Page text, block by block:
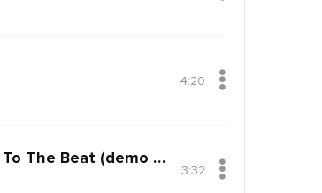
4:20
Back That Up To The Beat (demo Version)
3:32